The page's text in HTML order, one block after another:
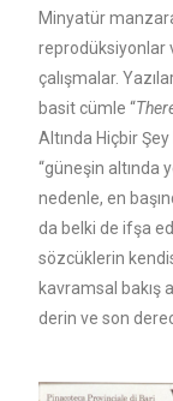
Minyatür
reprodüksiyonlar
çalışmalar.
basit cümle “
Altında Hiçbir
“güneşin altında
nedenle, en
da belki de ifşa
sözcüklerin
kavramsal bakış
derin ve son